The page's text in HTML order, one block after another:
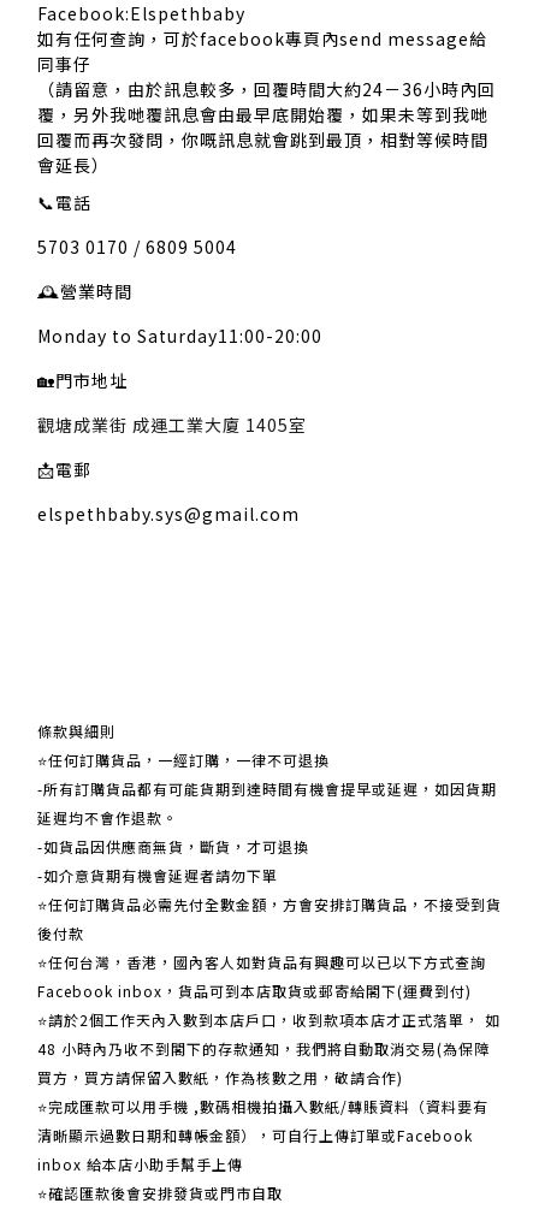
Facebook:Elspethbaby
如有任何查詢，可於facebook專頁內send message給
同事仔
（請留意，由於訊息較多，回覆時間大約24－36小時內回
覆，另外我哋覆訊息會由最早底開始覆，如果未等到我哋
回覆而再次發問，你嘅訊息就會跳到最頂，相對等候時間
會延長）
📞電話
5703 0170 / 6809 5004
🕰️營業時間
Monday to Saturday11:00-20:00
🏡門市地址
觀塘成業街 成運工業大廈 1405室
📩電郵
elspethbaby.sys@gmail.com
條款與細則
⭐任何訂購貨品，一經訂購，一律不可退換
-所有訂購貨品都有可能貨期到達時間有機會提早或延遲，如因貨期
延遲均不會作退款。
-如貨品因供應商無貨，斷貨，才可退換
-如介意貨期有機會延遲者請勿下單
⭐任何訂購貨品必需先付全數金額，方會安排訂購貨品，不接受到貨
後付款
⭐任何台灣，香港，國內客人如對貨品有興趣可以已以下方式查詢
Facebook inbox，貨品可到本店取貨或郵寄給閣下(運費到付)
​​⭐請於2個工作天內入數到本店戶口，收到款項本店才正式落單， 如
48 小時內乃收不到閣下的存款通知，我們將自動取消交易(為保障
買方，買方請保留入數紙，作為核數之用，敬請合作)
⭐完成匯款可以用手機 ,數碼相機拍攝入數紙/轉賬資料（資料要有
清晰顯示過數日期和轉帳金額），可自行上傳訂單或Facebook
inbox 給本店小助手幫手上傳
⭐確認匯款後會安排發貨或門市自取